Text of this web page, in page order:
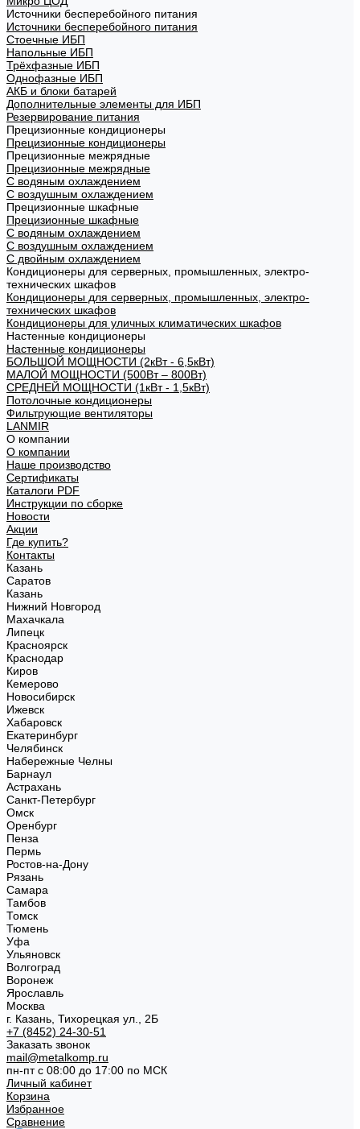
Источники бесперебойного питания
Источники бесперебойного питания
Стоечные ИБП
Напольные ИБП
Трёхфазные ИБП
Однофазные ИБП
АКБ и блоки батарей
Дополнительные элементы для ИБП
Резервирование питания
Прецизионные кондиционеры
Прецизионные кондиционеры
Прецизионные межрядные
Прецизионные межрядные
С водяным охлаждением
С воздушным охлаждением
Прецизионные шкафные
Прецизионные шкафные
С водяным охлаждением
С воздушным охлаждением
С двойным охлаждением
Кондиционеры для серверных, промышленных, электро-
технических шкафов
Кондиционеры для серверных, промышленных, электро-
технических шкафов
Кондиционеры для уличных климатических шкафов
Настенные кондиционеры
Настенные кондиционеры
БОЛЬШОЙ МОЩНОСТИ (2кВт - 6,5кВт)
МАЛОЙ МОЩНОСТИ (500Вт – 800Вт)
СРЕДНЕЙ МОЩНОСТИ (1кВт - 1,5кВт)
Потолочные кондиционеры
Фильтрующие вентиляторы
LANMIR
О компании
О компании
Наше производство
Сертификаты
Каталоги PDF
Инструкции по сборке
Новости
Акции
Где купить?
Контакты
Казань
Саратов
Казань
Нижний Новгород
Махачкала
Липецк
Красноярск
Краснодар
Киров
Кемерово
Новосибирск
Ижевск
Хабаровск
Екатеринбург
Челябинск
Набережные Челны
Барнаул
Астрахань
Санкт-Петербург
Омск
Оренбург
Пенза
Пермь
Ростов-на-Дону
Рязань
Самара
Тамбов
Томск
Тюмень
Уфа
Ульяновск
Волгоград
Воронеж
Ярославль
Москва
г. Казань, Тихорецкая ул., 2Б
+7 (8452) 24-30-51
Заказать звонок
mail@metalkomp.ru
пн-пт с 08:00 до 17:00 по МСК
Личный кабинет
Корзина
Избранное
Сравнение